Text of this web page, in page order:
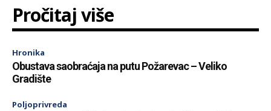
Pročitaj više
Hronika
Obustava saobraćaja na putu Požarevac – Veliko
Gradište
Poljoprivreda